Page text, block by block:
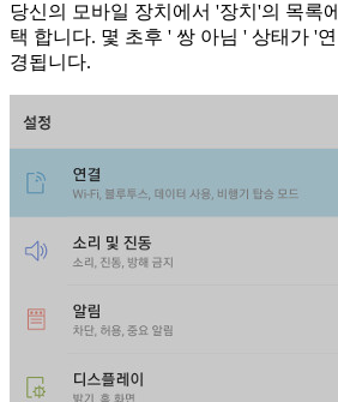
당신의 모바일 장치에서 '장치'의 목록
택 합니다. 몇 초후 ' 쌍 아님 ' 상태가 '
경됩니다.